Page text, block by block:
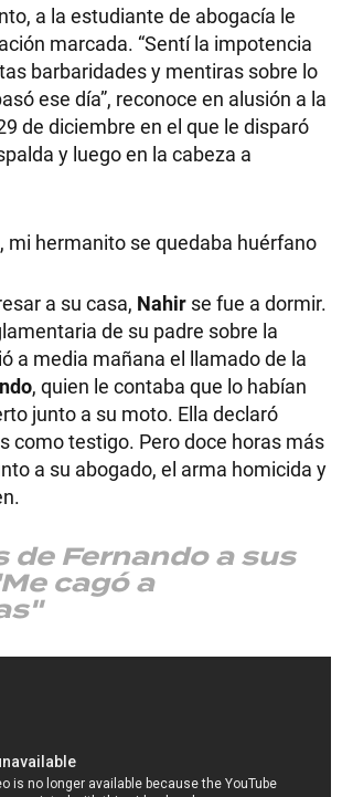
a la estudiante de abogacía le
marcada. “Sentí la impotencia
barbaridades y mentiras sobre lo
ese día”, reconoce en alusión a la
de diciembre en el que le disparó
y luego en la cabeza a
mi hermanito se quedaba huérfano
a su casa, Nahir se fue a dormir.
de su padre sobre la
a media mañana el llamado de la
, quien le contaba que lo habían
junto a su moto. Ella declaró
como testigo. Pero doce horas más
a su abogado, el arma homicida y
de Fernando a sus
cagó a